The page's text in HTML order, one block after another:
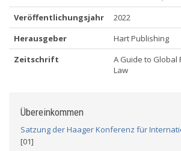
Veröffentlichungsjahr
2022
Herausgeber
Hart Publishing
Zeitschrift
A Guide to
Law
Übereinkommen
Satzung der Haager Konferenz für
[01]